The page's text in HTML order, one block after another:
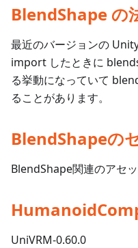
BlendShape の
最近のバージョンの
import したときに
る挙動になっていて
ることがあります。
BlendShapeの
BlendShape関連のアセッ
UniVRM-0.60.0